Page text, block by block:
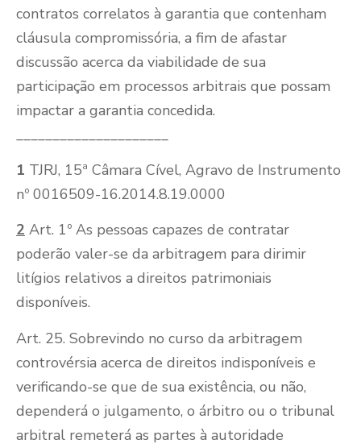
contratos correlatos à garantia que contenham
cláusula compromissória, a fim de afastar
discussão acerca da viabilidade de sua
participação em processos arbitrais que possam
impactar a garantia concedida.
1 TJRJ, 15ª Câmara Cível, Agravo de Instrumento
nº 0016509-16.2014.8.19.0000
2 Art. 1º As pessoas capazes de contratar
poderão valer-se da arbitragem para dirimir
litígios relativos a direitos patrimoniais
disponíveis.
Art. 25. Sobrevindo no curso da arbitragem
controvérsia acerca de direitos indisponíveis e
verificando-se que de sua existência, ou não,
dependerá o julgamento, o árbitro ou o tribunal
arbitral remeterá as partes à autoridade